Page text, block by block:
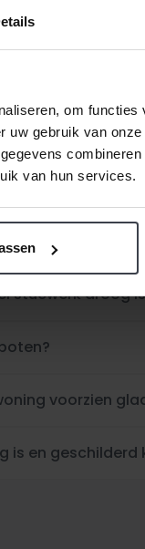
om
gebruik van
van hun services.
in mijn woning?
starten met mijn
droog
voorzien
is en geschilderd